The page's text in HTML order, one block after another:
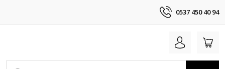
0537 450 40 94